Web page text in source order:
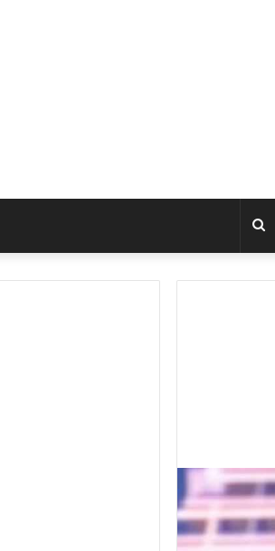
بحث
عن